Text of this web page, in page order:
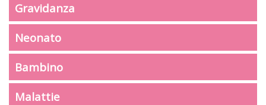
Gravidanza
Neonato
Bambino
Malattie